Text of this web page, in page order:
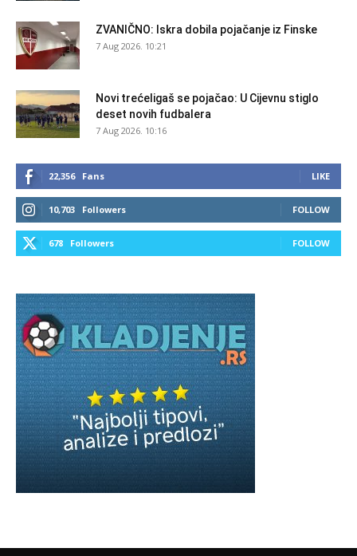
ZVANIČNO: Iskra dobila pojačanje iz Finske
7 Aug 2026. 10:21
Novi trećeligaš se pojačao: U Cijevnu stiglo
deset novih fudbalera
7 Aug 2026. 10:16
22,356 Fans LIKE
10,703 Followers FOLLOW
678 Followers FOLLOW